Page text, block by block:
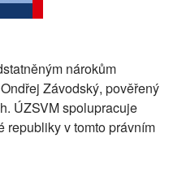
nárokům
Závodský, pověřený
ÚZSVM spolupracuje
republiky v tomto právním